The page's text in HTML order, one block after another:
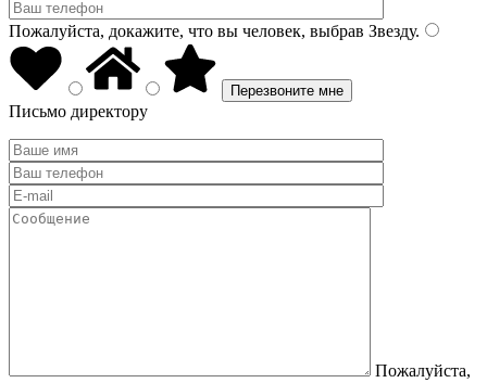
Пожалуйста, докажите, что вы человек, выбрав Звезду.
Письмо директору
Пожалуйста,